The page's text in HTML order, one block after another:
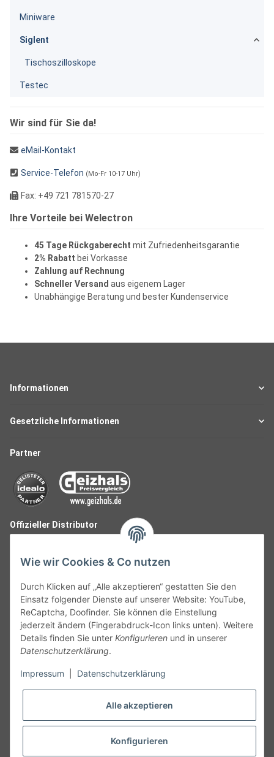
Miniware
Siglent
Tischoszilloskope
Testec
Wir sind für Sie da!
eMail-Kontakt
Service-Telefon (Mo-Fr 10-17 Uhr)
Fax: +49 721 781570-27
Ihre Vorteile bei Welectron
45 Tage Rückgaberecht mit Zufriedenheitsgarantie
2% Rabatt bei Vorkasse
Zahlung auf Rechnung
Schneller Versand aus eigenem Lager
Unabhängige Beratung und bester Kundenservice
Informationen
Gesetzliche Informationen
Partner
Offizieller Distributor
Follow Us
Widerruf
Wie wir Cookies & Co nutzen
Durch Klicken auf „Alle akzeptieren“ gestatten Sie den
Einsatz folgender Dienste auf unserer Website: YouTube,
ReCaptcha, Doofinder. Sie können die Einstellung
jederzeit ändern (Fingerabdruck-Icon links unten). Weitere
Details finden Sie unter Konfigurieren und in unserer
Datenschutzerklärung.
Impressum Datenschutzerklärung
Alle akzeptieren
Konfigurieren